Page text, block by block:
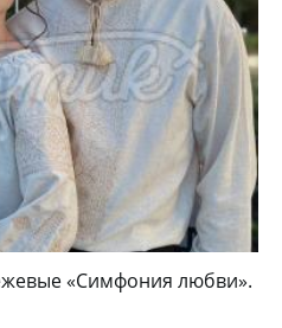
«Симфония любви».